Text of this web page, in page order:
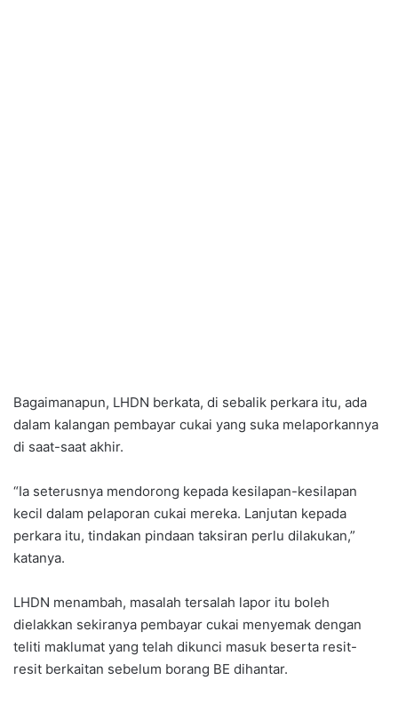
Bagaimanapun, LHDN berkata, di sebalik perkara itu, ada
dalam kalangan pembayar cukai yang suka melaporkannya
di saat-saat akhir.
“Ia seterusnya mendorong kepada kesilapan-kesilapan
kecil dalam pelaporan cukai mereka. Lanjutan kepada
perkara itu, tindakan pindaan taksiran perlu dilakukan,”
katanya.
LHDN menambah, masalah tersalah lapor itu boleh
dielakkan sekiranya pembayar cukai menyemak dengan
teliti maklumat yang telah dikunci masuk beserta resit-
resit berkaitan sebelum borang BE dihantar.